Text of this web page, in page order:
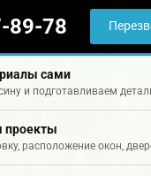
89-78
сами
и подготавливаем
проекты
расположение окон,